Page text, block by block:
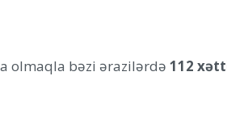
olmaqla bəzi ərazilərdə 112